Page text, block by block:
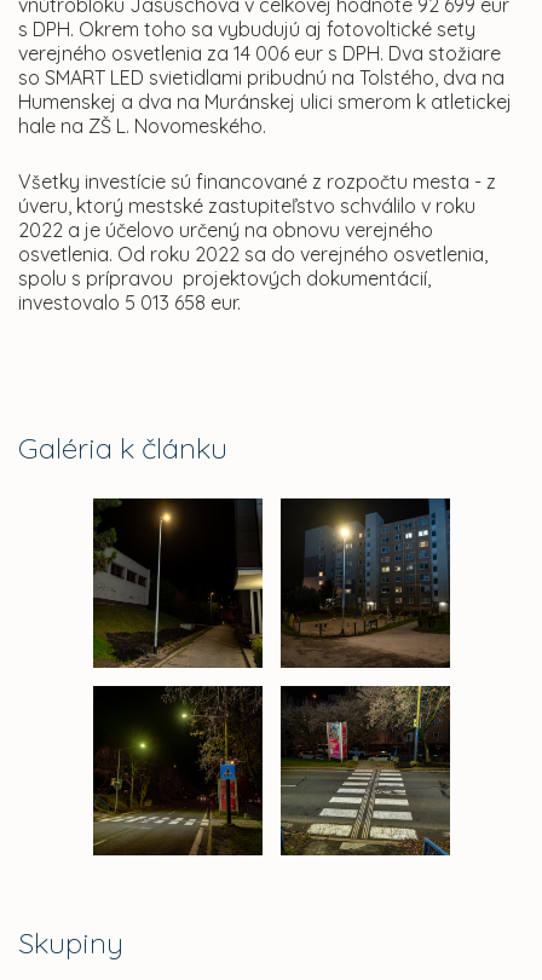
Galéria k článku
Skupiny
vnútrobloku Jasuschova v celkovej hodnote 92 699 eur
s DPH. Okrem toho sa vybudujú aj fotovoltické sety
verejného osvetlenia za 14 006 eur s DPH. Dva stožiare
so SMART LED svietidlami pribudnú na Tolstého, dva na
Humenskej a dva na Muránskej ulici smerom k atletickej
hale na ZŠ L. Novomeského.
Všetky investície sú financované z rozpočtu mesta - z
úveru, ktorý mestské zastupiteľstvo schválilo v roku
2022 a je účelovo určený na obnovu verejného
osvetlenia. Od roku 2022 sa do verejného osvetlenia,
spolu s prípravou projektových dokumentácií,
investovalo 5 013 658 eur.